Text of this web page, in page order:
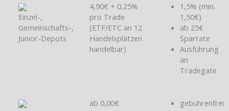
Einzel-,
Gemeinschafts-,
Junior-Depots
4,90€ + 0,25%
pro Trade
(ETF/ETC an 12
Handelsplätzen
handelbar)
1,5% (min.
1,50€)
ab 25€
Sparrate
Ausführung
an
Tradegate
ab 0,00€
gebührenfrei